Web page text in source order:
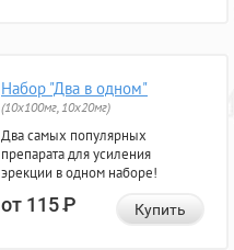
Набор "Два в одном"
(10x100мг, 10x20мг)
Два самых популярных
препарата для усиления
эрекции в одном наборе!
от 115Р Купить